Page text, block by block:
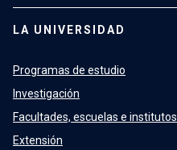
LA UNIVERSIDAD
Programas de estudio
Investigación
Facultades, escuelas e institutos
Extensión